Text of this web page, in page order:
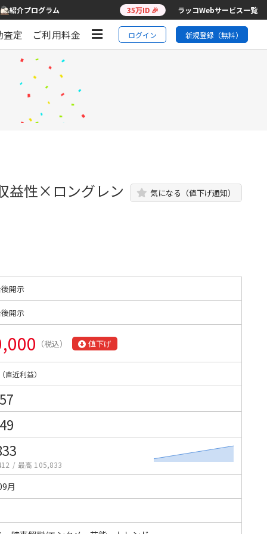
紹介プログラム 35万ID 🎉 ラッコWebサービス一覧
査定 ご利用料金 ログイン 新規登録（無料）
益性×ロングレン
気になる（値下げ通知）
開示
開示
（税込） 値下げ
（直近利益）
/ 最高 105,833
月